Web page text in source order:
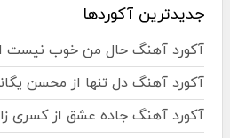
جدیدترین آکوردها
آکورد آهنگ حال من خوب نیست
آکورد آهنگ دل تنها از محسن
آکورد آهنگ جاده عشق از کسری